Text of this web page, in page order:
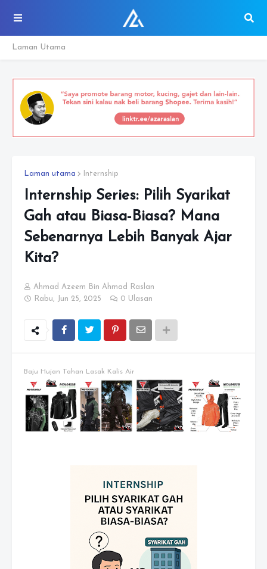
Laman Utama
Laman utama Internship
Internship Series: Pilih Syarikat
Gah atau Biasa-Biasa? Mana
Sebenarnya Lebih Banyak Ajar
Kita?
Ahmad Azeem Bin Ahmad Raslan
Rabu, Jun 25, 2025
0 Ulasan
Baju Hujan Tahan Lasak Kalis Air